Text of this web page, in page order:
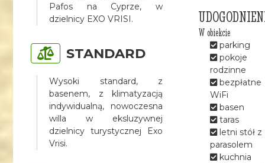
Pafos na Cyprze, w
dzielnicy EXO VRISI.
STANDARD
Wysoki standard, z
basenem, z klimatyzacją
indywidualną, nowoczesna
willa w eksluzywnej
dzielnicy turystycznej Exo
Vrisi.
W obiekcie
parking
pokoje
rodzinne
bezpłatne
WiFi
basen
taras
letni stół z
parasolem
kuchnia